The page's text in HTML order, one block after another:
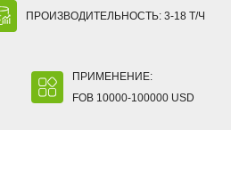
ПРОИЗВОДИТЕЛЬНОСТЬ: 3-18 Т/Ч
ПРИМЕНЕНИЕ:
FOB 10000-100000 USD